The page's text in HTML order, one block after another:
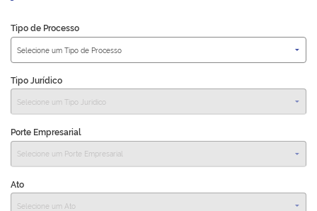
Institucional
Transparência
Informações
Serviços
Legislação
Plenária
Tipo de Processo
Tipo Jurídico
Porte Empresarial
Ato